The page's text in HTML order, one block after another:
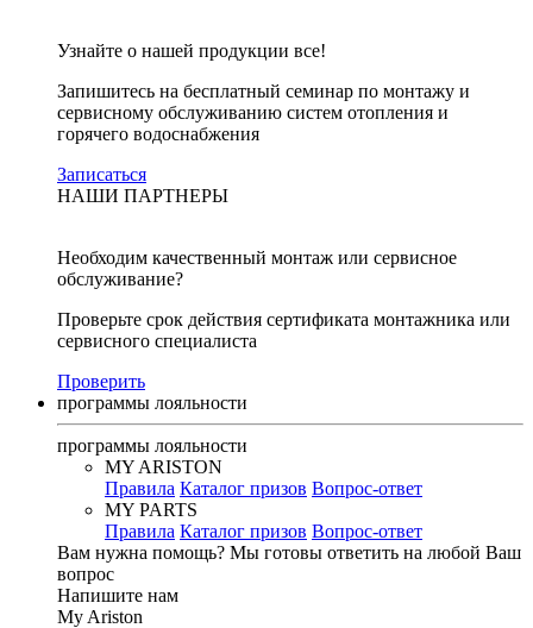
Узнайте о нашей продукции все!
Запишитесь на бесплатный семинар по монтажу и
сервисному обслуживанию систем отопления и
горячего водоснабжения
Записаться
НАШИ ПАРТНЕРЫ
Необходим качественный монтаж или сервисное
обслуживание?
Проверьте срок действия сертификата монтажника или
сервисного специалиста
Проверить
программы лояльности
программы лояльности
MY ARISTON
Правила Каталог призов Вопрос-ответ
MY PARTS
Правила Каталог призов Вопрос-ответ
Вам нужна помощь? Мы готовы ответить на любой Ваш
вопрос
Напишите нам
My Ariston